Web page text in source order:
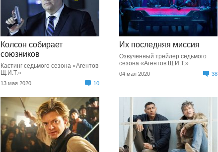
Колсон собирает
союзников
Кастинг седьмого сезона «Агентов
Щ.И.Т.»
13 мая 2020 10
Их последняя миссия
Озвученный трейлер седьмого
сезона «Агентов Щ.И.Т.»
04 мая 2020 38